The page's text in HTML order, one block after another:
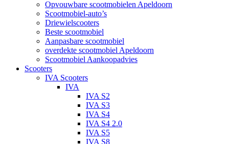
Opvouwbare scootmobielen Apeldoorn
Scootmobiel-auto’s
Driewielscooters
Beste scootmobiel
Aanpasbare scootmobiel
overdekte scootmobiel Apeldoorn
Scootmobiel Aankoopadvies
Scooters
IVA Scooters
IVA
IVA S2
IVA S3
IVA S4
IVA S4 2.0
IVA S5
IVA S8